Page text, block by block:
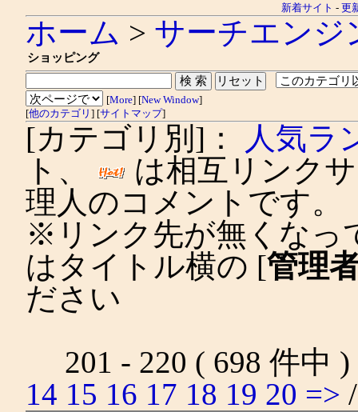
新着サイト - 更
ホーム > サーチエンジ
ショッピング
[More] [New Window]
[他のカテゴリ ] [サイトマップ]
[カテゴリ別]：
人気ラ
ト、
は相互リンク
理人のコメントです。
※リンク先が無くなっ
はタイトル横の [管理
ださい
201 - 220 ( 698 件
14 15 16 17 18 19 20 =>